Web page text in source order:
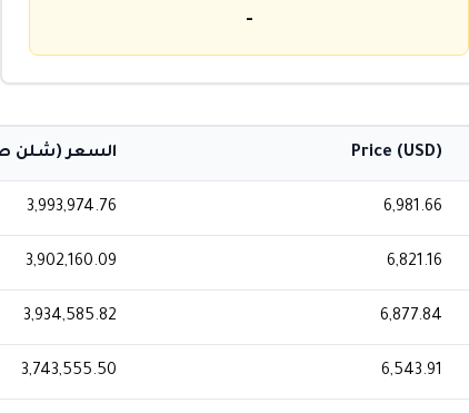
-
Price (USD) السعر (شلن
6,981.66
3,993,974.76
6,821.16
3,902,160.09
6,877.84
3,934,585.82
6,543.91
3,743,555.50